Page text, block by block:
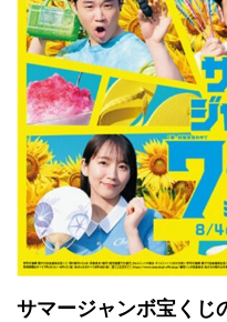
サマージャンボ宝くじ